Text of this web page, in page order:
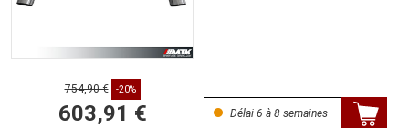
754,90 € -20%
603,91 € Délai 6 à 8 semaines